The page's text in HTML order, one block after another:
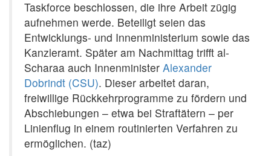
Taskforce beschlossen, die ihre Arbeit zügig
aufnehmen werde. Beteiligt seien das
Entwicklungs- und Innenministerium sowie das
Kanzleramt. Später am Nachmittag trifft al-
Scharaa auch Innenminister Alexander
Dobrindt (CSU). Dieser arbeitet daran,
freiwillige Rückkehrprogramme zu fördern und
Abschiebungen – etwa bei Straftätern – per
Linienflug in einem routinierten Verfahren zu
ermöglichen. (taz)